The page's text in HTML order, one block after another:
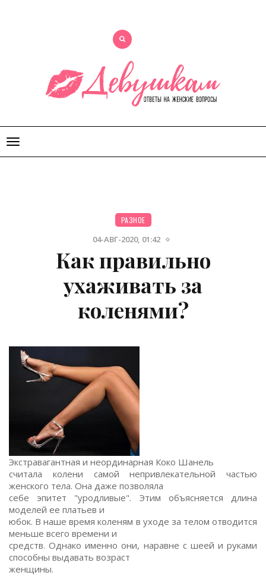
Открыть
меню
РАЗНОЕ
04-АВГ-2020, 01:42
Как правильно
ухаживать за
коленями?
Экстравагантная и неординарная Коко Шанель
считала колени самой непривлекательной частью
женского тела. Она даже позволяла
себе эпитет "уродливые". Этим объясняется длина
моделей ее платьев и
юбок. В наше время коленям в уходе за телом отводится
меньше всего времени и
средств. Однако именно они, наравне с шеей и руками
способны выдавать возраст
женщины.